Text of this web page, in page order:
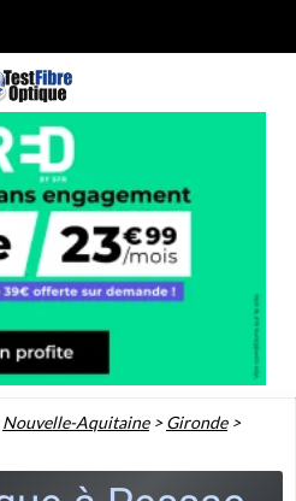
Nouvelle-Aquitaine>Gironde>